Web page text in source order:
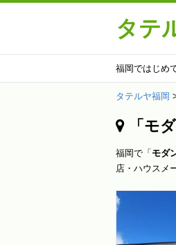
タテ
福岡ではじめ
タテルヤ福岡
「モ
福岡で「 モダ
店・ハウスメ